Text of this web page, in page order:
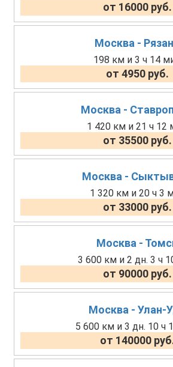
от 16000 руб.
Москва -
198 км и 3 ч 14
от 4950 руб.
Москва -
1 420 км и 21 ч 12
от 35500 руб.
Москва -
1 320 км и 20 ч 3
от 33000 руб.
Москва -
3 600 км и 2 дн. 3 ч
от 90000 руб.
Москва - Улан-
5 600 км и 3 дн. 10 ч
от 140000